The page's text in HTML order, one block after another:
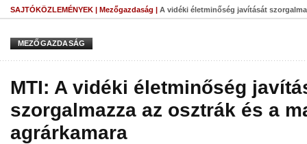
SAJTÓKÖZLEMÉNYEK | Mezőgazdaság | A vidéki életminőség javítását
MEZŐGAZDASÁG
MTI: A vidéki életminőség
szorgalmazza az osztrák és a
agrárkamara